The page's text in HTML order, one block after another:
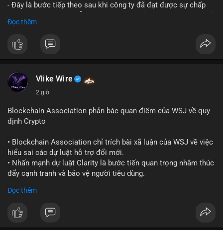
- Đây là bước tiếp theo sau khi công ty đã đạt được sự chấp
quy định toàn cầu.
một cách hợp pháp tại Cayman, thu hút thêm khách hàng tổ
chức.
tảng tiền điện tử tăng cường tuân thủ pháp lý để mở rộng hoạt
động.
#binancesquare #cryptonews #blockchain #regulation
#custody
$btc $eth
#vlikevn #titanbot
📰 Nguồn: Cointelegraph
Đọc thêm
Vlike Wire
2 giờ
Blockchain Association phản bác quan điểm của WSJ về quy
định Crypto
• Blockchain Association chỉ trích bài xã luận của WSJ về việc
hiểu sai các dự luật hỗ trợ đổi mới.
• Nhấn mạnh dự luật Clarity là bước tiến quan trọng nhằm thúc
đẩy cạnh tranh và bảo vệ người tiêu dùng.
tài sản số.
#blockchain #cryptonews
Đọc thêm